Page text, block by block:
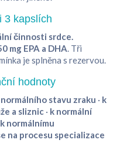
3 kapslích
činnosti srdce.
mg EPA a DHA. Tři
je splněna s rezervou.
hodnoty
stavu zraku · k
a sliznic · k normální
k normálnímu
na procesu specializace